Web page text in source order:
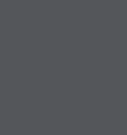
werden von diesen